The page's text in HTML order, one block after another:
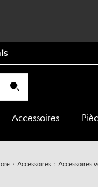
Accessoires
Accessoires Accessoires